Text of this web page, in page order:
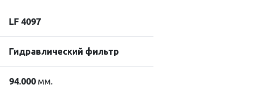
LF 4097
Гидравлический фильтр
94.000 мм.